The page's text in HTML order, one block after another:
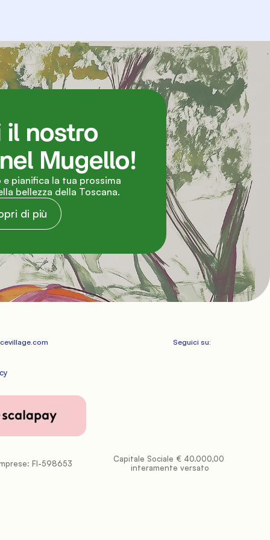
il nostro
Mugello!
pianifica la tua prossima
bellezza della Toscana.
di più
Seguici su:
FI-598653
Capitale Sociale € 40.000,00
interamente versato